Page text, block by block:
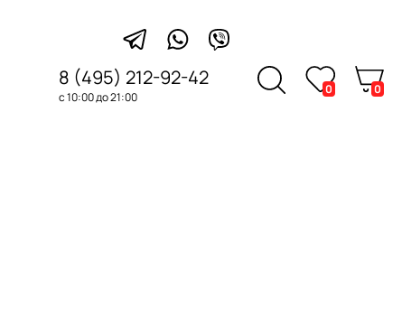
8 (495) 212-92-42
с 10:00 до 21:00
0 0